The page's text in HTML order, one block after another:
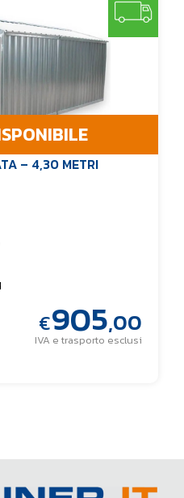
– 4,30 METRI
€905,00
IVA e trasporto esclusi